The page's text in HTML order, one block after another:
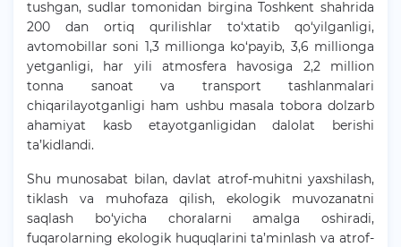
tushgan, sudlar tomonidan birgina Toshkent shahrida
200 dan ortiq qurilishlar to‘xtatib qo‘yilganligi,
avtomobillar soni 1,3 millionga ko‘payib, 3,6 millionga
yetganligi, har yili atmosfera havosiga 2,2 million
tonna sanoat va transport tashlanmalari
chiqarilayotganligi ham ushbu masala tobora dolzarb
ahamiyat kasb etayotganligidan dalolat berishi
ta’kidlandi.
Shu munosabat bilan, davlat atrof-muhitni yaxshilash,
tiklash va muhofaza qilish, ekologik muvozanatni
saqlash bo‘yicha choralarni amalga oshiradi,
fuqarolarning ekologik huquqlarini ta’minlash va atrof-